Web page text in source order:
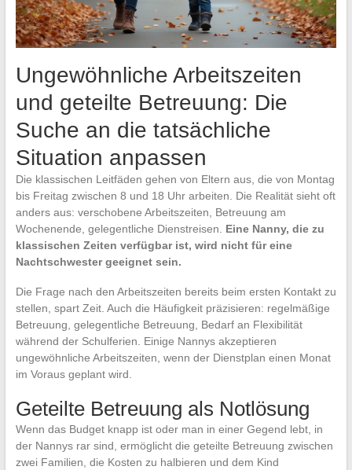
Ungewöhnliche Arbeitszeiten
und geteilte Betreuung: Die
Suche an die tatsächliche
Situation anpassen
Die klassischen Leitfäden gehen von Eltern aus, die von Montag
bis Freitag zwischen 8 und 18 Uhr arbeiten. Die Realität sieht oft
anders aus: verschobene Arbeitszeiten, Betreuung am
Wochenende, gelegentliche Dienstreisen. Eine Nanny, die zu
klassischen Zeiten verfügbar ist, wird nicht für eine
Nachtschwester geeignet sein.
Die Frage nach den Arbeitszeiten bereits beim ersten Kontakt zu
stellen, spart Zeit. Auch die Häufigkeit präzisieren: regelmäßige
Betreuung, gelegentliche Betreuung, Bedarf an Flexibilität
während der Schulferien. Einige Nannys akzeptieren
ungewöhnliche Arbeitszeiten, wenn der Dienstplan einen Monat
im Voraus geplant wird.
Geteilte Betreuung als Notlösung
Wenn das Budget knapp ist oder man in einer Gegend lebt, in
der Nannys rar sind, ermöglicht die geteilte Betreuung zwischen
zwei Familien, die Kosten zu halbieren und dem Kind